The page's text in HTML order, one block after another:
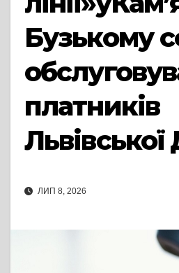
Бузькому
платників
Львівської
ЛИП 8, 2026